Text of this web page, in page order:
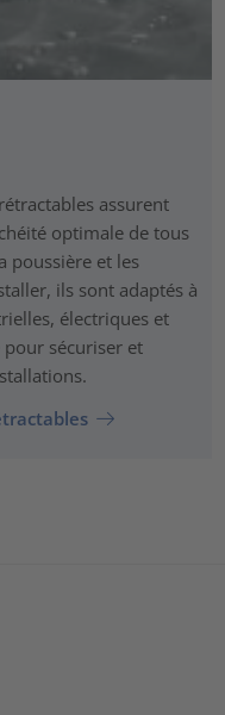
assurent
optimale de tous
poussière et les
ils sont adaptés à
électriques et
sécuriser et